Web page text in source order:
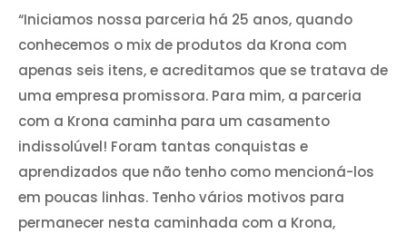
“Iniciamos nossa parceria há 25 anos, quando
conhecemos o mix de produtos da Krona com
apenas seis itens, e acreditamos que se tratava de
uma empresa promissora. Para mim, a parceria
com a Krona caminha para um casamento
indissolúvel! Foram tantas conquistas e
aprendizados que não tenho como mencioná-los
em poucas linhas. Tenho vários motivos para
permanecer nesta caminhada com a Krona,